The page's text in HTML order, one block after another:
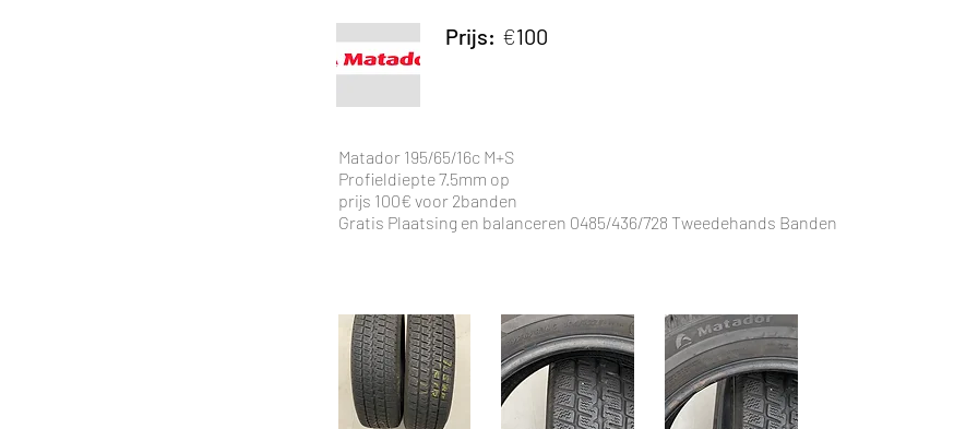
Prijs: €100
Matador 195/65/16c M+S
Profieldiepte 7.5mm op
prijs 100€ voor 2banden
Gratis Plaatsing en balanceren 0485/436/728 Tweedehands Banden